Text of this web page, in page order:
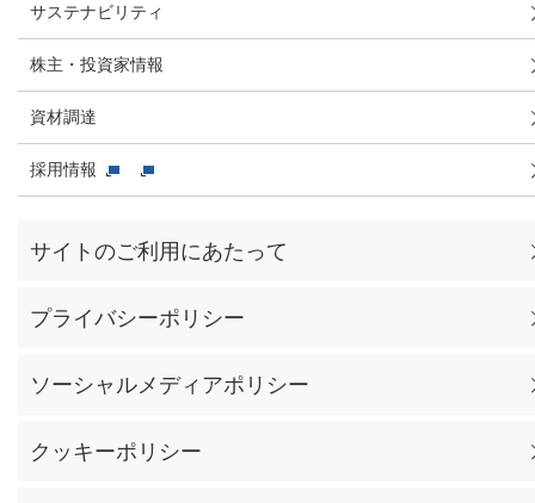
サステナビリティ
株主・投資家情報
資材調達
採用情報
サイトのご利用にあたって
プライバシーポリシー
ソーシャルメディアポリシー
クッキーポリシー